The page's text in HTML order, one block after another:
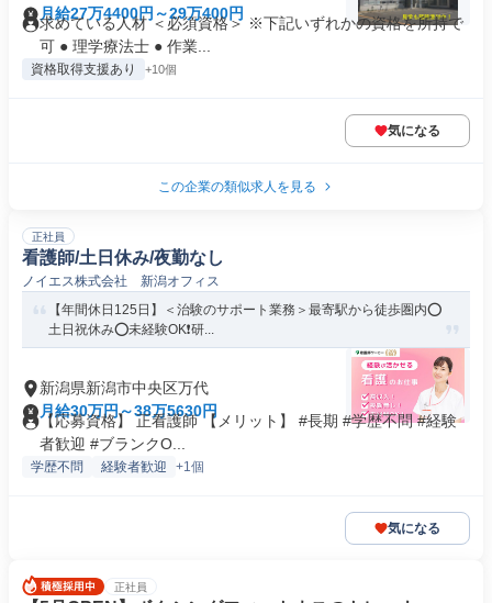
月給27万4400円～29万400円
求めている人材 ＜必須資格＞ ※下記いずれかの資格を所持で
可 ● 理学療法士 ● 作業...
資格取得支援あり +10個
気になる
この企業の類似求人を見る
正社員
看護師/土日休み/夜勤なし
ノイエス株式会社 新潟オフィス
【年間休日125日】＜治験のサポート業務＞最寄駅から徒歩圏内⭕
土日祝休み⭕未経験OK❗️研...
新潟県新潟市中央区万代
月給30万円～38万5630円
【応募資格】 正看護師 【メリット】 #長期 #学歴不問 #経験
者歓迎 #ブランクO...
学歴不問 経験者歓迎 +1個
気になる
正社員